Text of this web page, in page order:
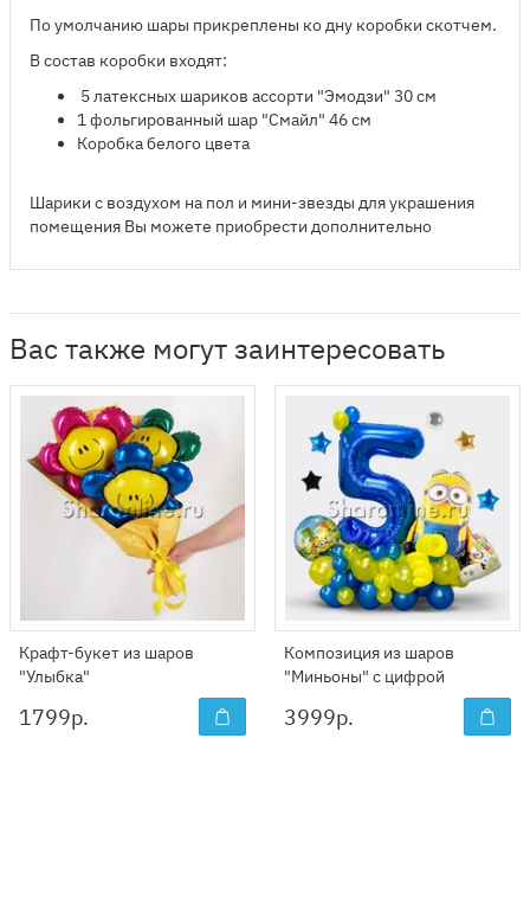
По умолчанию шары прикреплены ко дну коробки скотчем.
В состав коробки входят:
5 латексных шариков ассорти "Эмодзи" 30 см
1 фольгированный шар "Смайл" 46 см
Коробка белого цвета
Шарики с воздухом на пол и мини-звезды для украшения
помещения Вы можете приобрести дополнительно
Вас также могут заинтересовать
Крафт-букет из шаров
"Улыбка"
1799р.
Композиция из шаров
"Миньоны" с цифрой
3999р.